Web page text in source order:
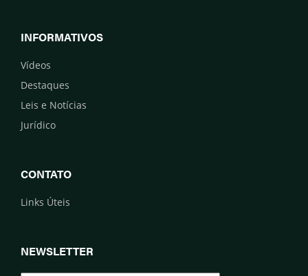
INFORMATIVOS
Vídeos
Destaques
Leis e Notícias
Jurídico
CONTATO
Links Úteis
NEWSLETTER